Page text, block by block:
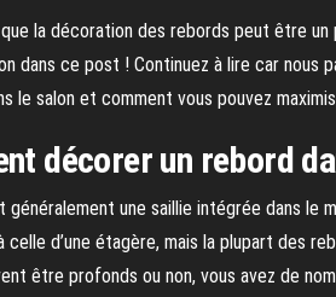
la décoration des rebords peut être
dans ce post ! Continuez à lire car nous
le salon et comment vous pouvez
décorer un rebord
généralement une saillie intégrée dans le
celle d’une étagère, mais la plupart des
être profonds ou non, vous avez de